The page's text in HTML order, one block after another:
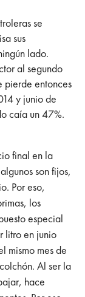
se
sus
lado.
al segundo
pierde entonces
y junio de
caía un 47%.
final en la
son fijos,
Por eso,
los
especial
litro en junio
mismo mes de
Al ser la
hace